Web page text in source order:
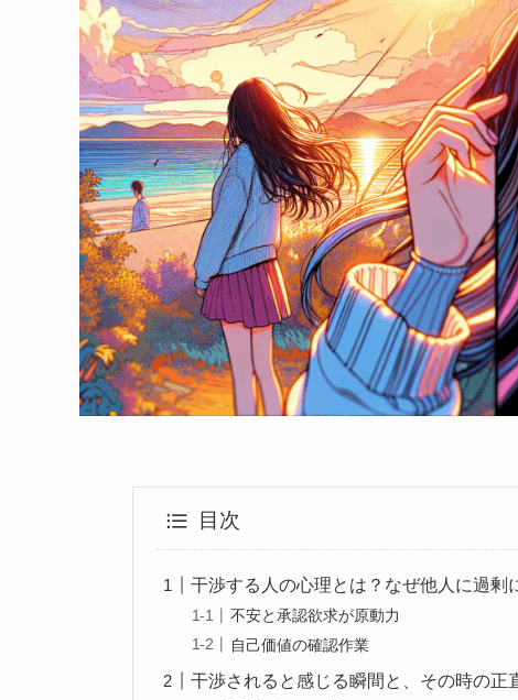
目次
干渉する人の心理とは？なぜ他人に過剰
不安と承認欲求が原動力
自己価値の確認作業
干渉されると感じる瞬間と、その時の正